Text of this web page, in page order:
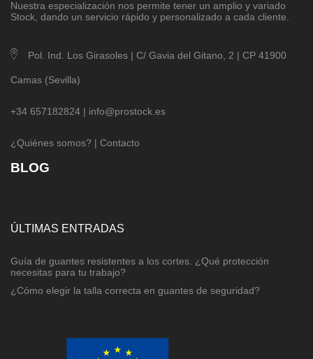
Nuestra especialización nos permite tener un amplio y variado
Stock, dando un servicio rápido y personalizado a cada cliente.
Pol. Ind. Los Girasoles | C/ Gavia del Gitano, 2 | CP 41900
Camas (Sevilla)
+34 657182824 | info@prostock.es
¿Quiénes somos? | Contacto
BLOG
ÚLTIMAS ENTRADAS
Guía de guantes resistentes a los cortes. ¿Qué protección
necesitas para tu trabajo?
¿Cómo elegir la talla correcta en guantes de seguridad?